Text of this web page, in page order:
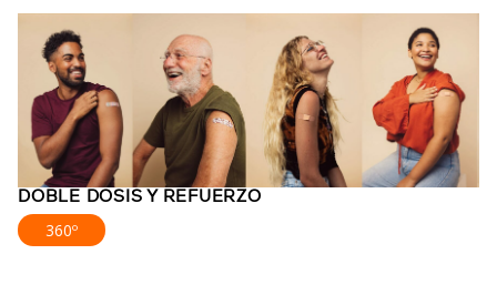
DOBLE DOSIS Y REFUERZO
360º